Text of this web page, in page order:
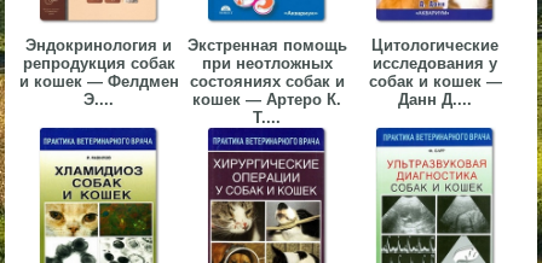
Эндокринология и
репродукция собак
и кошек — Фелдмен
Э....
Экстренная помощь
при неотложных
состояниях собак и
кошек — Артеро К.
Т....
Цитологические
исследования у
собак и кошек —
Данн Д....
▼